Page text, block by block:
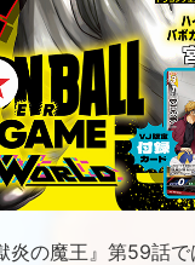
炎の魔王』第59話で